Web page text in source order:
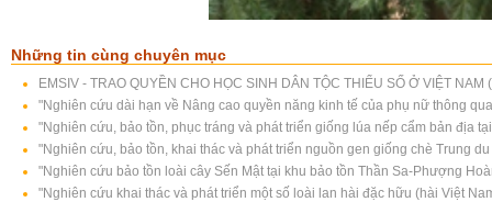
Những tin cùng chuyên mục
EMSIV - TRAO QUYỀN CHO HỌC SINH DÂN TỘC THIỂU SỐ Ở VIỆT NAM
"Nghiên cứu dài hạn về Nâng cao quyền năng kinh tế của phụ nữ thông
"Nghiên cứu, bảo tồn, phục tráng và phát triển giống lúa nếp cẩm bản địa
"Nghiên cứu, bảo tồn, khai thác và phát triển nguồn gen giống chè Trung
"Nghiên cứu bảo tồn loài cây Sến Mật tại khu bảo tồn Thần Sa-Phượng
"Nghiên cứu khai thác và phát triển một số loài lan hài đặc hữu (hài Việt